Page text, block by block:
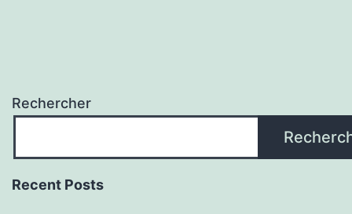
Rechercher
Recent Posts